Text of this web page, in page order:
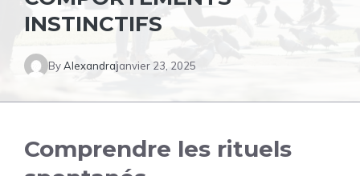
INSTINCTIFS
ByAlexandrajanvier 23, 2025
Comprendre les rituels